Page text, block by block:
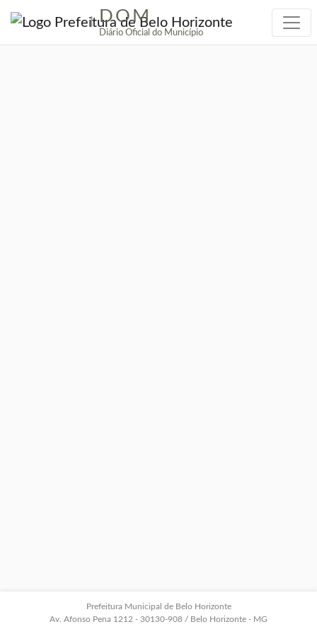
| DOM
Diário Oficial do Município
Prefeitura Municipal de Belo Horizonte
Av. Afonso Pena 1212 - 30130-908 / Belo Horizonte - MG